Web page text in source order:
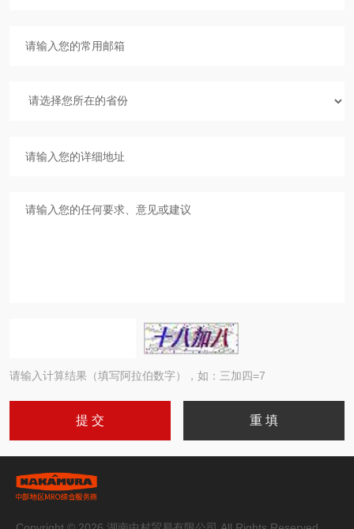
请输入计算结果（填写阿拉伯数字），如：三加四=7